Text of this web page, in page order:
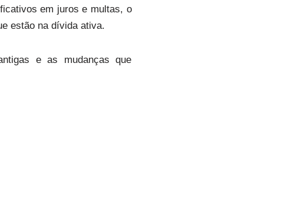
em juros e multas, o
estão na dívida ativa.
e as mudanças que